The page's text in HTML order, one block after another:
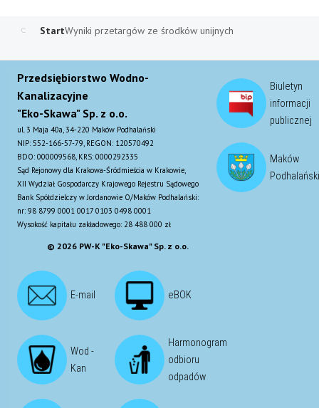
StartWyniki przetargów ze środków unijnych
Przedsiębiorstwo Wodno-
Kanalizacyjne
"Eko-Skawa" Sp. z o.o.
ul. 3 Maja 40a, 34-220 Maków Podhalański
NIP: 552-166-57-79, REGON: 120570492
BDO: 000009568, KRS: 0000292335
Sąd Rejonowy dla Krakowa-Śródmieścia w Krakowie,
XII Wydział Gospodarczy Krajowego Rejestru Sądowego
Bank Spółdzielczy w Jordanowie O/Maków Podhalański:
nr: 98 8799 0001 0017 0103 0498 0001
Wysokość kapitału zakładowego: 28 488 000 zł
© 2026 PW-K "Eko-Skawa" Sp. z o.o.
Biuletyn
informacji
publicznej
Maków
Podhalański
E-mail eBOK
Wod -
Kan
Harmonogram
odbioru
odpadów